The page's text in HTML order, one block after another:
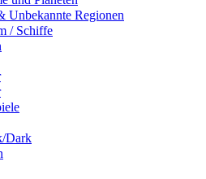
Regionen
/ Schiffe
Dark